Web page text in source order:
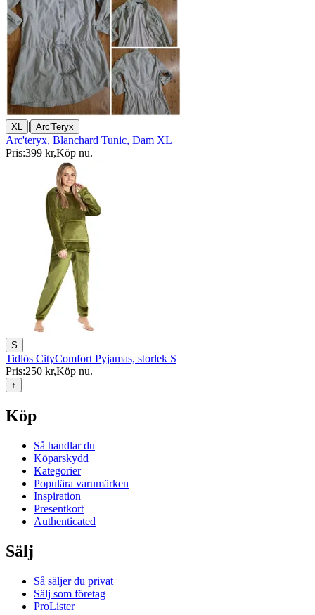
XL | Arc'Teryx
Arc'teryx, Blanchard Tunic, Dam XL
Pris:399 kr,Köp nu.
S
Tidlös CityComfort Pyjamas, storlek S
Pris:250 kr,Köp nu.
↑
Köp
Så handlar du
Köparskydd
Kategorier
Populära varumärken
Inspiration
Presentkort
Authenticated
Sälj
Så säljer du privat
Sälj som företag
ProLister